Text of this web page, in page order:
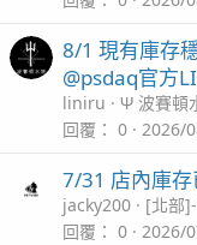
8/1 現有庫存
@psdaq官方
liniru
Ψ 波賽頓
回覆
0 2026/
7/31 店內庫
jacky200
[北部
回覆
0 2026/